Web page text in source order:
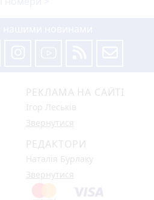
РЕКЛАМА НА САЙТІ
Ігор Леськів
Звернутися
РЕДАКТОРИ
Наталія Бурлаку
Звернутися